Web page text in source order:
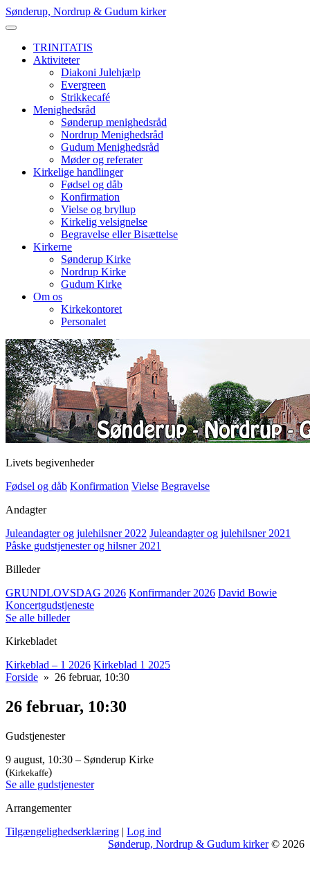
Skip
to
Sønderup, Nordrup & Gudum kirker
TRINITATIS
Aktiviteter
Diakoni Julehjælp
Evergreen
Strikkecafé
Menighedsråd
Sønderup menighedsråd
Nordrup Menighedsråd
Gudum Menighedsråd
Møder og referater
Kirkelige handlinger
Fødsel og dåb
Konfirmation
Vielse og bryllup
Kirkelig velsignelse
Begravelse eller Bisættelse
Kirkerne
Sønderup Kirke
Nordrup Kirke
Gudum Kirke
Om os
Kirkekontoret
Personalet
Livets begivenheder
Fødsel og dåb Konfirmation Vielse Begravelse
Andagter
Juleandagter og julehilsner 2022 Juleandagter og julehilsner 2021
Påske gudstjenester og hilsner 2021
Billeder
GRUNDLOVSDAG 2026 Konfirmander 2026 David Bowie
Koncertgudstjeneste
Se alle billeder
Kirkebladet
Kirkeblad – 1 2026 Kirkeblad 1 2025
Forside » 26 februar, 10:30
26 februar, 10:30
Gudstjenester
9 august, 10:30 – Sønderup Kirke
(Kirkekaffe)
Se alle gudstjenester
Arrangementer
Tilgængelighedserklæring | Log ind
Sønderup, Nordrup & Gudum kirker© 2026